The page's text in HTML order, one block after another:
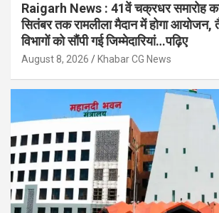
Raigarh News : 41वें चक्रधर समारोह
सितंबर तक रामलीला मैदान में होगा आयोजन,
विभागों को सौंपी गई जिम्मेदारियां…पढ़िए
August 8, 2026 Khabar CG News